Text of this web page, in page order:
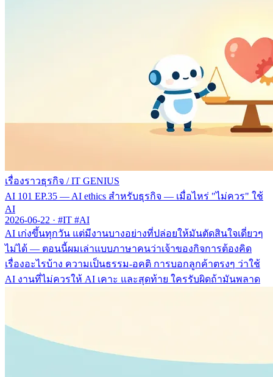
เรื่องราวธุรกิจ / IT GENIUS
AI 101 EP.35 — AI ethics สำหรับธุรกิจ — เมื่อไหร่ "ไม่ควร" ใช้
AI
2026-06-22 · #IT #AI
AI เก่งขึ้นทุกวัน แต่มีงานบางอย่างที่ปล่อยให้มันตัดสินใจเดี่ยวๆ
ไม่ได้ — ตอนนี้ผมเล่าแบบภาษาคนว่าเจ้าของกิจการต้องคิด
เรื่องอะไรบ้าง ความเป็นธรรม-อคติ การบอกลูกค้าตรงๆ ว่าใช้
AI งานที่ไม่ควรให้ AI เคาะ และสุดท้าย ใครรับผิดถ้ามันพลาด